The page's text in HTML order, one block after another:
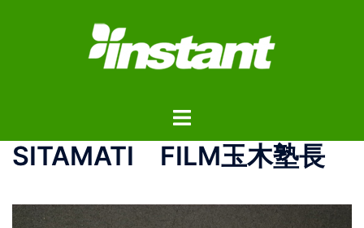
ス
ト
ル
ュ
SITAMATI FILM玉木塾長